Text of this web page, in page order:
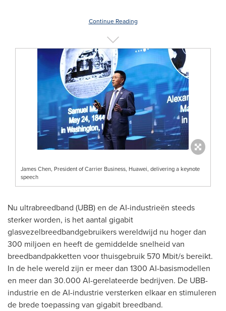
Continue Reading
James Chen, President of Carrier Business, Huawei, delivering a keynote
speech
Nu ultrabreedband (UBB) en de AI-industrieën steeds
sterker worden, is het aantal gigabit
glasvezelbreedbandgebruikers wereldwijd nu hoger dan
300 miljoen en heeft de gemiddelde snelheid van
breedbandpakketten voor thuisgebruik 570 Mbit/s bereikt.
In de hele wereld zijn er meer dan 1300 AI-basismodellen
en meer dan 30.000 AI-gerelateerde bedrijven. De UBB-
industrie en de AI-industrie versterken elkaar en stimuleren
de brede toepassing van gigabit breedband.